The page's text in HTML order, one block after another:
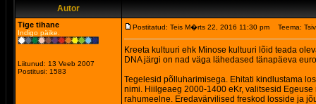
Autor
Tige tihane
Indigo päike.
Liitunud: 13 Veeb 2007
Postitusi: 1583
Postitatud: Teis M�rts 22, 2016 11:30 pm Teema:
Kreeta kultuuri ehk Minose kultuuri lõid teada
DNA järgi on nad väga lähedased tänapäeva
Tegelesid põlluharimisega. Ehitati kindlustama
nimi. Hiilgeaeg 2000-1400 eKr, valitsesid
rahumeelne. Eredavärvilised freskod losside ja